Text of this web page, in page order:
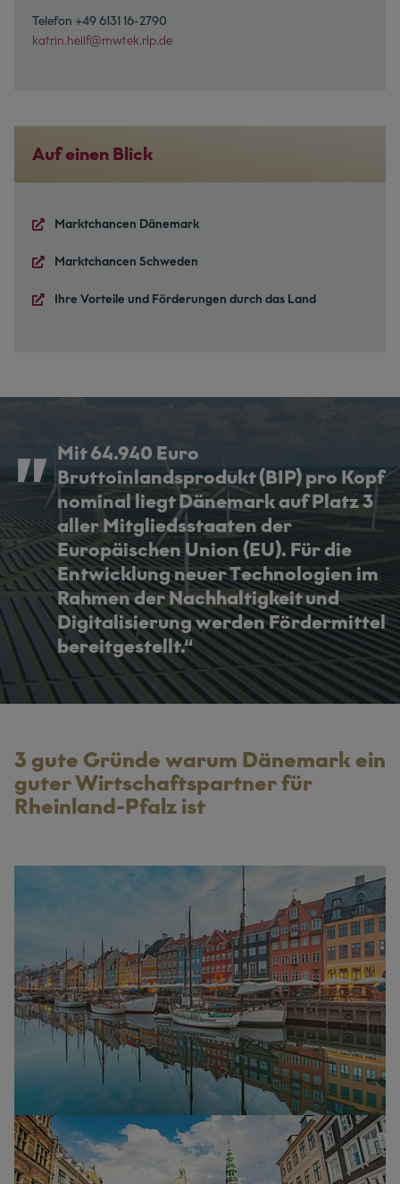
Telefon +49 6131 16-2790
katrin.heilf@mwtek.rlp.de
Auf einen Blick
Marktchancen Dänemark
Marktchancen Schweden
Ihre Vorteile und Förderungen durch das Land
Mit 64.940 Euro
Bruttoinlandsprodukt (BIP) pro Kopf
nominal liegt Dänemark auf Platz 3
aller Mitgliedsstaaten der
Europäischen Union (EU). Für die
Entwicklung neuer Technologien im
Rahmen der Nachhaltigkeit und
Digitalisierung werden Fördermittel
bereitgestellt.
3 gute Gründe warum Dänemark ein
guter Wirtschaftspartner für
Rheinland-Pfalz ist